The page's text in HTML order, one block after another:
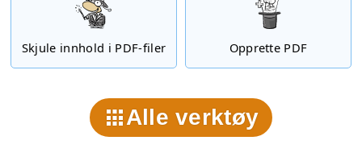
Skjule innhold i PDF-filer Opprette PDF
Alle verktøy